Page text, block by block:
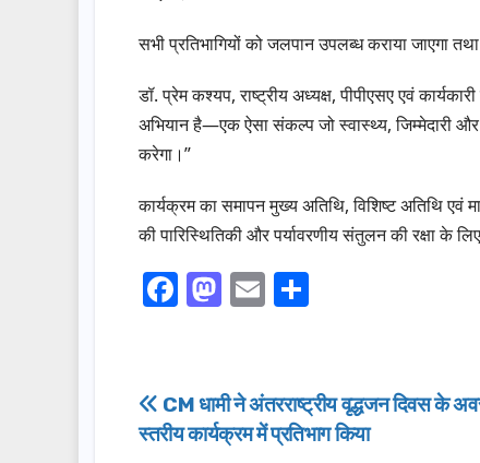
सभी प्रतिभागियों को जलपान उपलब्ध कराया जाएगा
डॉ. प्रेम कश्यप, राष्ट्रीय अध्यक्ष, पीपीएसए एवं
अभियान है—एक ऐसा संकल्प जो स्वास्थ्य, जिम्मेदारी
करेगा।”
कार्यक्रम का समापन मुख्य अतिथि, विशिष्ट अतिथि एवं
की पारिस्थितिकी और पर्यावरणीय संतुलन की रक्षा के
F
e
b
M
o
d
E
e
Post
CM धामी ने अंतरराष्ट्रीय वृद्धजन दिवस के
स्तरीय कार्यक्रम में प्रतिभाग किया